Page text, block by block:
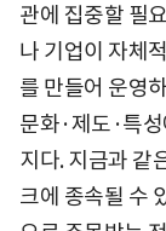
관에 집중할 필
나 기업이 자체
를 만들어 운영
문화·제도·특
지다. 지금과 같
크에 종속될 수